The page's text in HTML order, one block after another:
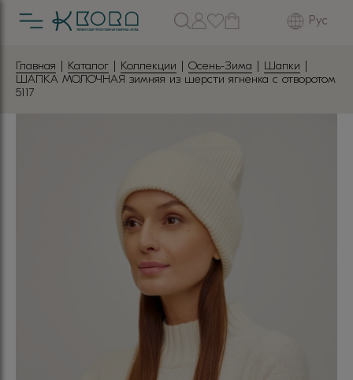
Рус
Главная | Каталог | Коллекции | Осень-Зима | Шапки |
ШАПКА МОЛОЧНАЯ зимняя из шерсти ягненка с отворотом
5117